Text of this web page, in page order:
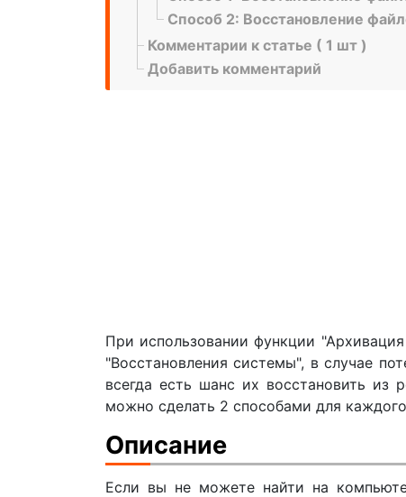
Способ 2: Восстановление
Комментарии к статье ( 1 шт )
Добавить комментарий
При использовании функции
"Восстановления системы", в случае
всегда есть шанс их восстановить
можно сделать 2 способами для
Описание
Если вы не можете найти на